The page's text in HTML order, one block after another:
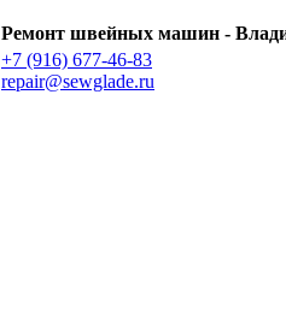
Ремонт швейных машин -
+7 (916) 677-46-83
repair@sewglade.ru